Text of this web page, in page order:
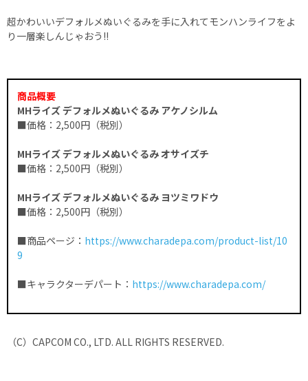
超かわいいデフォルメぬいぐるみを手に入れてモンハンライフをよ
り一層楽しんじゃおう!!
商品概要
MHライズ デフォルメぬいぐるみ アケノシルム
■価格：2,500円（税別）
MHライズ デフォルメぬいぐるみ オサイズチ
■価格：2,500円（税別）
MHライズ デフォルメぬいぐるみ ヨツミワドウ
■価格：2,500円（税別）
■商品ページ： https://www.charadepa.com/product-list/10
9
■キャラクターデパート： https://www.charadepa.com/
（C）CAPCOM CO., LTD. ALL RIGHTS RESERVED.